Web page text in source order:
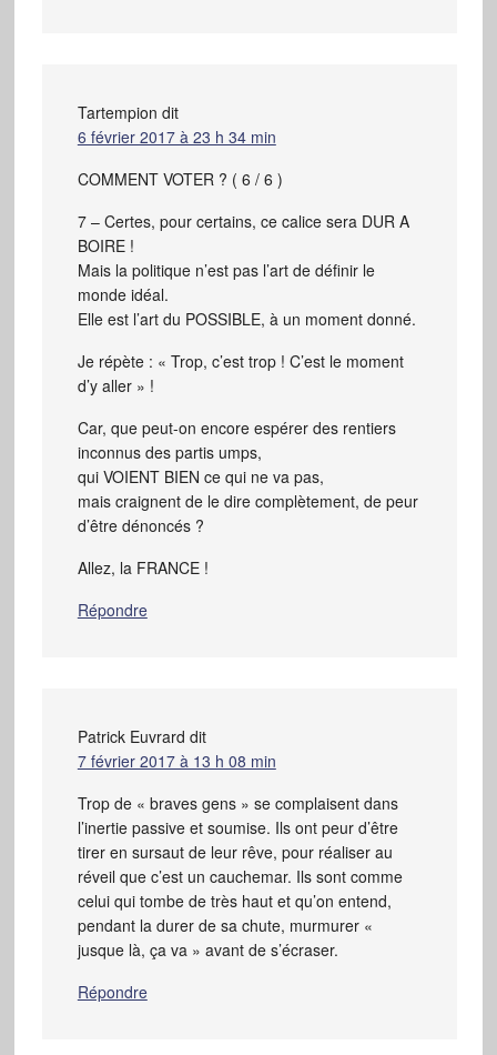
Tartempion dit
6 février 2017 à 23 h 34 min
COMMENT VOTER ? ( 6 / 6 )
7 – Certes, pour certains, ce calice sera DUR A
BOIRE !
Mais la politique n’est pas l’art de définir le
monde idéal.
Elle est l’art du POSSIBLE, à un moment donné.
Je répète : « Trop, c’est trop ! C’est le moment
d’y aller » !
Car, que peut-on encore espérer des rentiers
inconnus des partis umps,
qui VOIENT BIEN ce qui ne va pas,
mais craignent de le dire complètement, de peur
d’être dénoncés ?
Allez, la FRANCE !
Répondre
Patrick Euvrard dit
7 février 2017 à 13 h 08 min
Trop de « braves gens » se complaisent dans
l’inertie passive et soumise. Ils ont peur d’être
tirer en sursaut de leur rêve, pour réaliser au
réveil que c’est un cauchemar. Ils sont comme
celui qui tombe de très haut et qu’on entend,
pendant la durer de sa chute, murmurer «
jusque là, ça va » avant de s’écraser.
Répondre